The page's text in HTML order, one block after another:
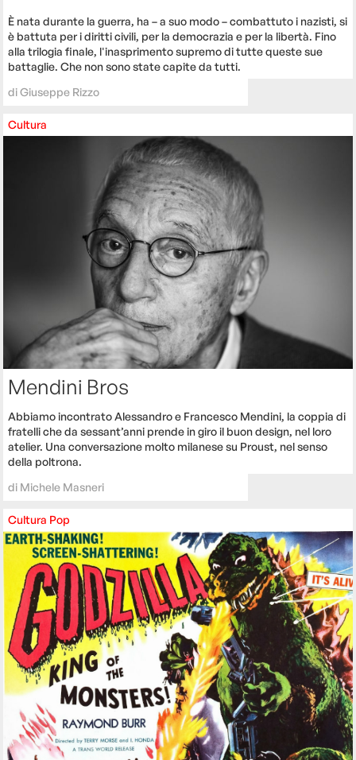
È nata durante la guerra, ha – a suo modo – combattuto i nazisti, si
è battuta per i diritti civili, per la democrazia e per la libertà. Fino
alla trilogia finale, l'inasprimento supremo di tutte queste sue
battaglie. Che non sono state capite da tutti.
diGiuseppe Rizzo
Cultura
Mendini Bros
Abbiamo incontrato Alessandro e Francesco Mendini, la coppia di
fratelli che da sessant’anni prende in giro il buon design, nel loro
atelier. Una conversazione molto milanese su Proust, nel senso
della poltrona.
di Michele Masneri
Cultura Pop